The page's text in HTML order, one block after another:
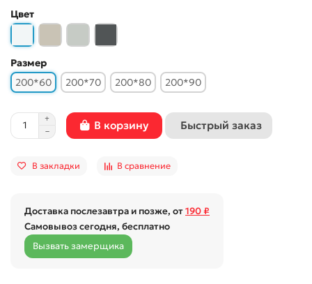
Цвет
Размер
200*60
200*70 200*80 200*90
В корзину Быстрый заказ
В закладки В сравнение
Доставка послезавтра и позже, от190 ₽
Самовывоз сегодня, бесплатно
Вызвать замерщика